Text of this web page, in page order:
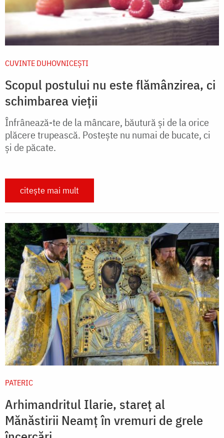
CUVINTE DUHOVNICEȘTI
Scopul postului nu este flămânzirea, ci
schimbarea vieții
Înfrânează-te de la mâncare, băutură și de la orice
plăcere trupească. Postește nu numai de bucate, ci
și de păcate.
citește mai mult
PATERIC
Arhimandritul Ilarie, stareț al
Mănăstirii Neamț în vremuri de grele